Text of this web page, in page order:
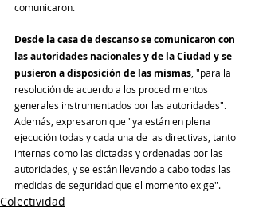
comunicaron.
Desde la casa de descanso se comunicaron con
las autoridades nacionales y de la Ciudad y se
pusieron a disposición de las mismas, "para la
resolución de acuerdo a los procedimientos
generales instrumentados por las autoridades".
Además, expresaron que "ya están en plena
ejecución todas y cada una de las directivas, tanto
internas como las dictadas y ordenadas por las
autoridades, y se están llevando a cabo todas las
medidas de seguridad que el momento exige".
Colectividad